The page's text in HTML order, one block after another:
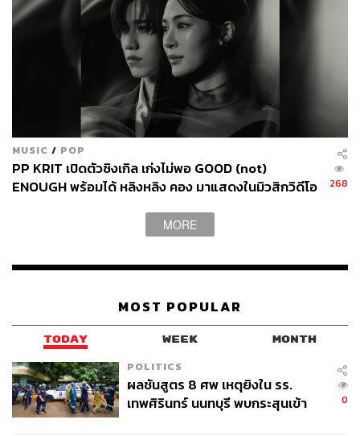
MUSIC / POP
PP KRIT เปิดตัวซิงเกิล เก่งไม่พอ GOOD (not)
ENOUGH พร้อมได้ หลิงหลิง คอง มาแสดงในมิวสิกวิดีโอ
268
MORE
MOST POPULAR
TODAY WEEK MONTH
POLITICS
ผลชันสูตร 8 ศพ เหตุยิงใน รร.
เทพศิรินทร์ นนทบุรี พบกระสุนเข้า
0